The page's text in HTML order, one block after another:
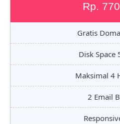
Rp.
Gratis
Disk Space
Maksimal 4
2 Email